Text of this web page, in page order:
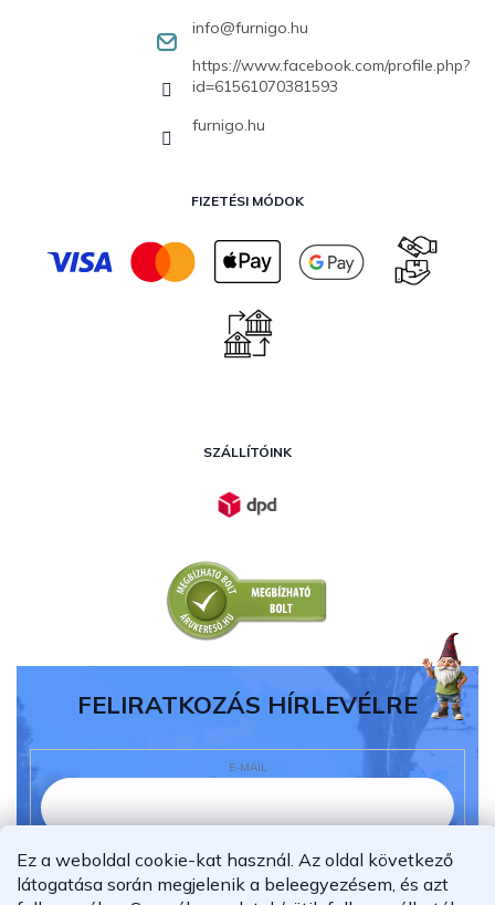
Ez a weboldal cookie-kat használ. Az oldal következő
látogatása során megjelenik a beleegyezésem, és azt
info@furnigo.hu
https://www.facebook.com/profile.php?
id=61561070381593
furnigo.hu
FIZETÉSI MÓDOK
SZÁLLÍTÓINK
FELIRATKOZÁS HÍRLEVÉLRE
E-MAIL
Elolvastam és megértettem azadatvédelmi
nyilatkozatot.